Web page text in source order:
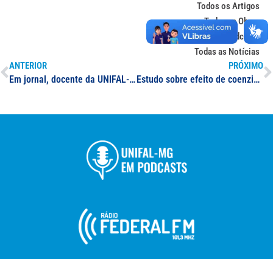
Todos os Artigos
Todas as Obras
Todos os Podcasts
Todas as Notícias
ANTERIOR
Em jornal, docente da UNIFAL-MG explica granizo ocorrido no sul de Minas
PRÓXIMO
Estudo sobre efeito de coenzima Q10 sobre sintomas semelhantes à depressão é tema de primeira dissertação defendida no mestrado em Nutrição e Longevidade